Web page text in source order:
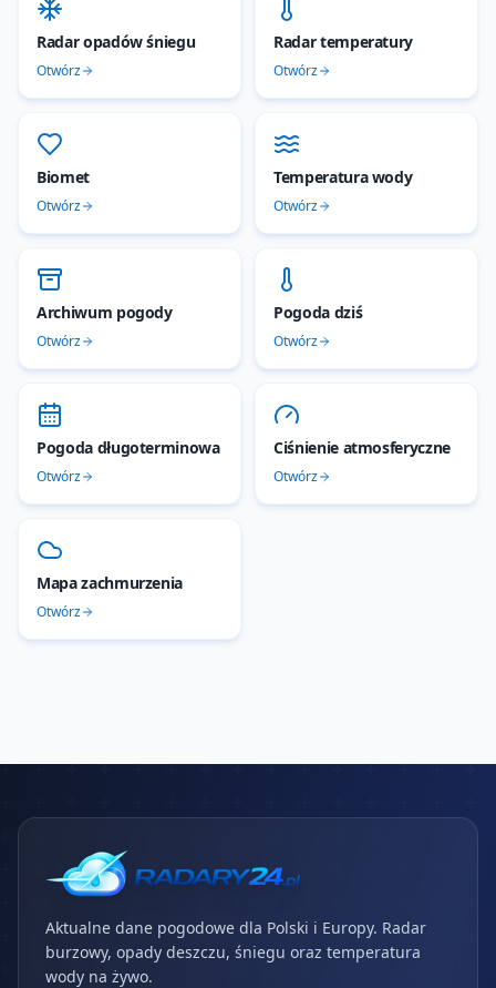
Radar opadów śniegu
Otwórz
Radar temperatury
Otwórz
Biomet
Otwórz
Temperatura wody
Otwórz
Archiwum pogody
Otwórz
Pogoda dziś
Otwórz
Pogoda długoterminowa
Otwórz
Ciśnienie atmosferyczne
Otwórz
Mapa zachmurzenia
Otwórz
Aktualne dane pogodowe dla Polski i Europy. Radar
burzowy, opady deszczu, śniegu oraz temperatura
wody na żywo.